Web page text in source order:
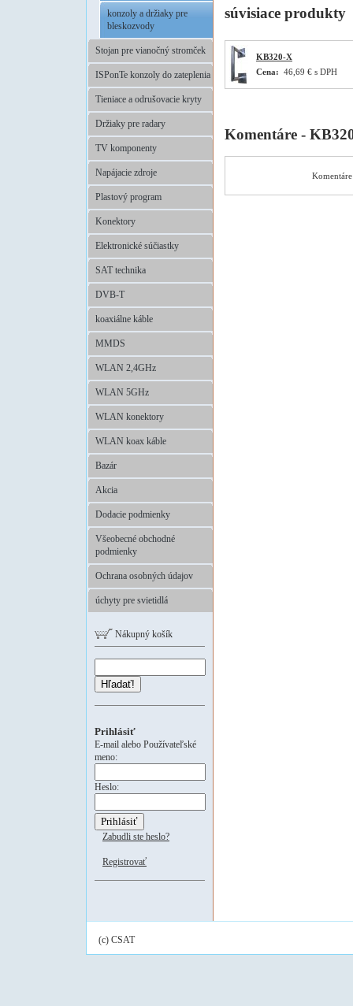
konzoly a držiaky pre
bleskozvody
Stojan pre vianočný stromček
ISPonTe konzoly do zateplenia
Tieniace a odrušovacie kryty
Držiaky pre radary
TV komponenty
Napájacie zdroje
Plastový program
Konektory
Elektronické súčiastky
SAT technika
DVB-T
koaxiálne káble
MMDS
WLAN 2,4GHz
WLAN 5GHz
WLAN konektory
WLAN koax káble
Bazár
Akcia
Dodacie podmienky
Všeobecné obchodné
podmienky
Ochrana osobných údajov
úchyty pre svietidlá
Nákupný košík
Hľadať!
Prihlásiť
E-mail alebo Používateľské
meno:
Heslo:
Zabudli ste heslo?
Registrovať
súvisiace produkty
KB320-X
Cena: 46,69 € s DPH
Komentáre -
(c) CSAT